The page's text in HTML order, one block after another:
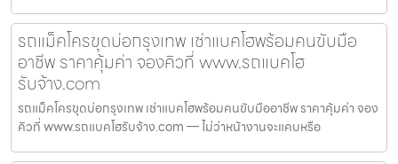
รถแม็คโครขุดบ่อกรุงเทพ เช่าแบคโฮพร้อมคนขับมือ
อาชีพ ราคาคุ้มค่า จองคิวที่ www.รถแบคโฮ
รับจ้าง.com
รถแม็คโครขุดบ่อกรุงเทพ เช่าแบคโฮพร้อมคนขับมืออาชีพ ราคาคุ้มค่า จอง
คิวที่ www.รถแบคโฮรับจ้าง.com — ไม่ว่าหน้างานจะแคบหรือ